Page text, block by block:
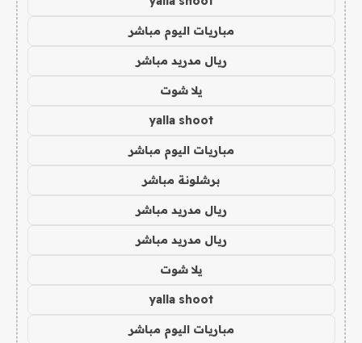
مباريات اليوم مباشر
ريال مدريد مباشر
يلا شوت
yalla shoot
مباريات اليوم مباشر
برشلونة مباشر
ريال مدريد مباشر
ريال مدريد مباشر
يلا شوت
yalla shoot
مباريات اليوم مباشر